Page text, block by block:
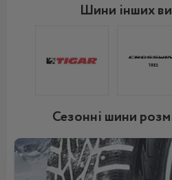
Шини інших
Сезонні шини